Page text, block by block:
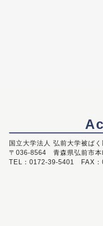
国立大学法人 弘前大学被ば
〒036-8564 青森県弘前市本
TEL：0172-39-5401 FAX：